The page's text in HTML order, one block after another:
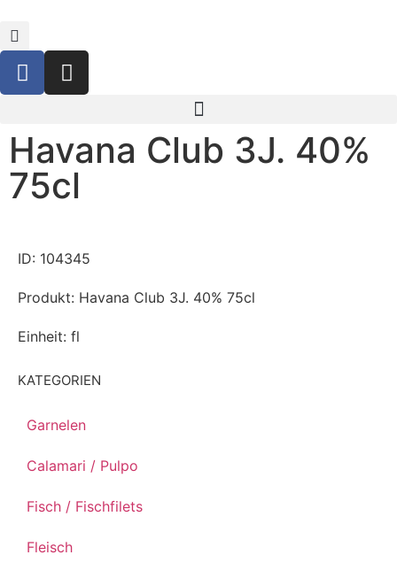
Havana Club 3J. 40%
75cl
KATEGORIEN
Garnelen
Calamari / Pulpo
Fisch / Fischfilets
Fleisch
ID: 104345
Produkt: Havana Club 3J. 40% 75cl
Einheit: fl